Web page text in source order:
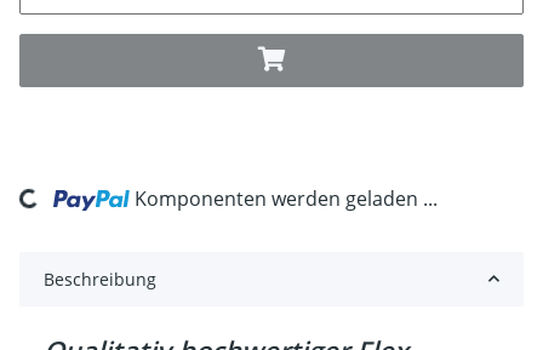
Komponenten werden geladen ...
Beschreibung